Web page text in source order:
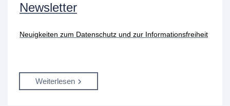
Newsletter
Neuigkeiten zum Datenschutz und zur Informationsfreiheit
Weiterlesen